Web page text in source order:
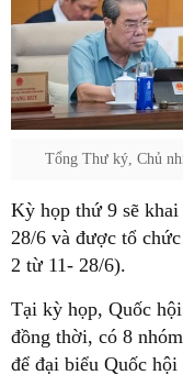
Tổng Thư ký, Chủ
Kỳ họp thứ 9 sẽ khai
28/6 và được tổ
2 từ 11- 28/6).
Tại kỳ họp, Quốc
đồng thời, có 8
để đại biểu Quốc